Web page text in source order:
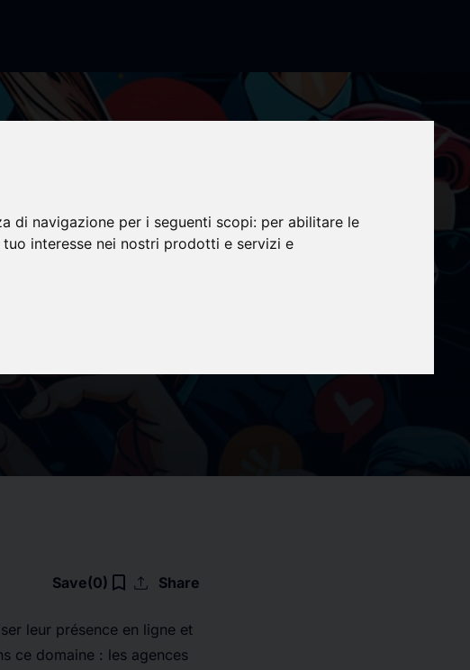
di navigazione per i seguenti scopi: per abilitare le
tuo interesse nei nostri prodotti e servizi e
Save(0) bookmark_border upload Share
leur présence en ligne et
ce domaine : les agences